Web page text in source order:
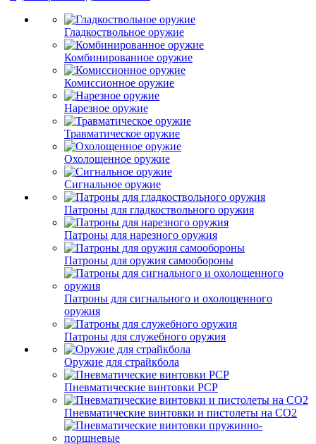
Гладкоствольное оружие
Комбинированное оружие
Комиссионное оружие
Нарезное оружие
Травматическое оружие
Охолощенное оружие
Сигнальное оружие
Патроны для гладкоствольного оружия
Патроны для нарезного оружия
Патроны для оружия самообороны
Патроны для сигнального и охолощенного
оружия
Патроны для служебного оружия
Оружие для страйкбола
Пневматические винтовки PCP
Пневматические винтовки и пистолеты на CO2